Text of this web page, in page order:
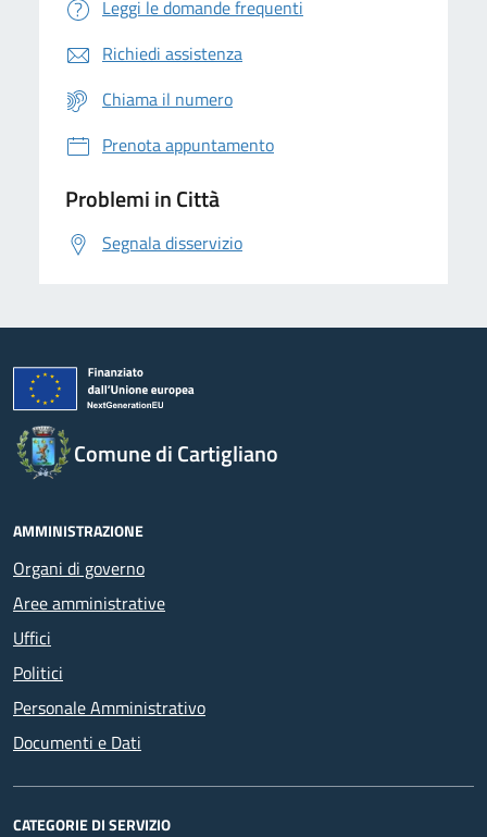
Leggi le domande frequenti
Richiedi assistenza
Chiama il numero
Prenota appuntamento
Problemi in Città
Segnala disservizio
Comune di Cartigliano
AMMINISTRAZIONE
Organi di governo
Aree amministrative
Uffici
Politici
Personale Amministrativo
Documenti e Dati
CATEGORIE DI SERVIZIO